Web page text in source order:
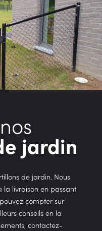
jardin
de jardin. Nous
la livraison en passant
compter sur
conseils en la
contactez-